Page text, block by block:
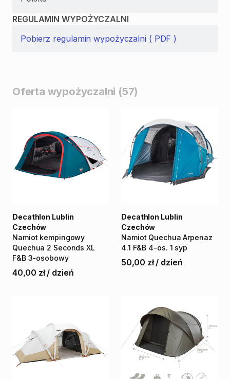
REGULAMIN WYPOŻYCZALNI
Pobierz regulamin wypożyczalni ( PDF )
Oferta wypożyczalni (57)
Namiot kempingowy
Quechua 2 Seconds XL
F&B 3-osobowy
Decathlon Lublin
Czechów
40,00 zł / dzień
Namiot Quechua Arpenaz
4.1 F&B 4-os. 1 syp
Decathlon Lublin
Czechów
50,00 zł / dzień